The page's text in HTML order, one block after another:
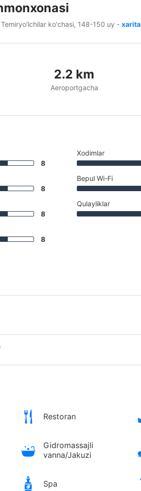
ko'chasi, 148-150 uy -
2.2 km
Aeroportgacha
8
8
8
8
Xodimlar
Bepul Wi-Fi
Qulayliklar
Restoran
Gidromassajli
vanna/Jakuzi
Spa